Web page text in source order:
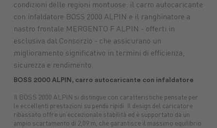
Mangimi
Protezione
piante
Concimi Impianti
Macchine
nuove
Mercato
macchine
agricole
Ricambi Carburanti
tuttoGIARDINOAssicurazioni
Prodotti
alimentariCombustibili
condizioni delle regioni montuose: il carro autocaricante
con infaldatore BOSS 2000 ALPIN e il ranghinatore a
nastro frontale MERGENTO F ALPIN - offerti in
esclusiva dal Consorzio - che assicurano un
miglioramento significativo in termini di efficienza,
sicurezza e rendimento.
BOSS 2000 ALPIN, carro autocaricante con infaldatore
Il BOSS 2000 ALPIN si distingue con caratteristiche pensate per
le eccellenti prestazioni su pendii ripidi. Il design del caricatore
ribassato offre un’eccezionale stabilità ed è supportato da un
ampio scartamento di 2,09 m, che garantisce il massimo equilibrio.